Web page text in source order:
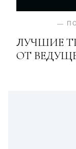
—
ЛУЧШИЕ
ОТ